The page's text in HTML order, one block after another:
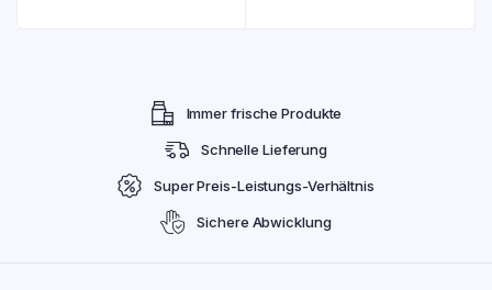
Immer frische Produkte
Schnelle Lieferung
Super Preis-Leistungs-Verhältnis
Sichere Abwicklung